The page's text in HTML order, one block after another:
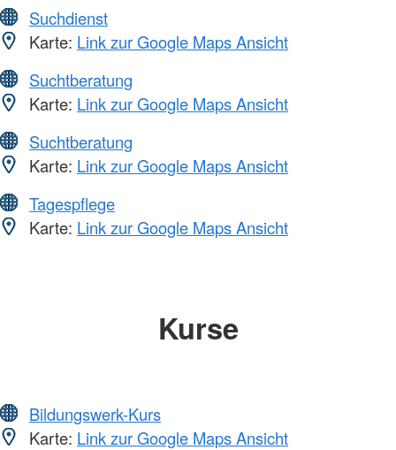
Suchdienst
Karte: Link zur Google Maps Ansicht
Suchtberatung
Karte: Link zur Google Maps Ansicht
Suchtberatung
Karte: Link zur Google Maps Ansicht
Tagespflege
Karte: Link zur Google Maps Ansicht
Kurse
Bildungswerk-Kurs
Karte: Link zur Google Maps Ansicht